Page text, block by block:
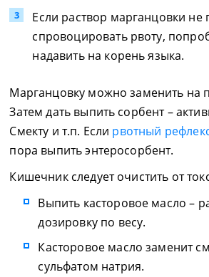
Если раствор марганцовки не
спровоцировать рвоту,
надавить на корень языка.
Марганцовку можно заменить на
Затем дать выпить сорбент –
Смекту и т.п. Если рвотный
пора выпить энтеросорбент.
Кишечник следует очистить от
Выпить касторовое масло –
дозировку по весу.
Касторовое масло заменит
сульфатом натрия.